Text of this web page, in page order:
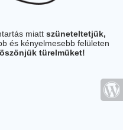
miatt szüneteltetjük,
és kényelmesebb felületen
türelmüket!